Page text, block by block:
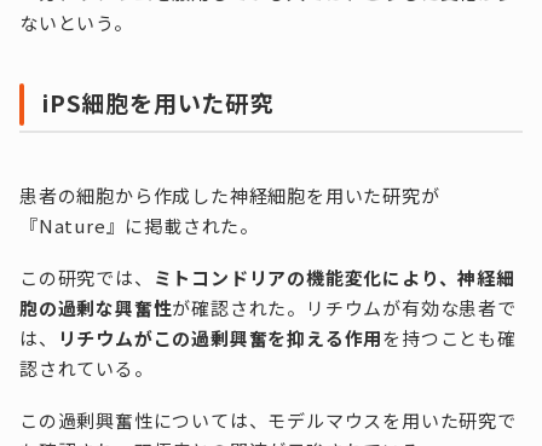
ないという。
iPS細胞を用いた研究
患者の細胞から作成した神経細胞を用いた研究が
『Nature』に掲載された。
この研究では、
ミトコンドリアの機能変化により、神経細
胞の過剰な興奮性が確認された。リチウムが有効な患者で
は、
リチウムがこの過剰興奮を抑える作用を持つことも確
認されている。
この過剰興奮性については、モデルマウスを用いた研究で